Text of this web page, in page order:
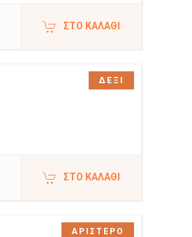
ΣΤΟ ΚΑΛΆΘΙ
ΣΤΟ ΚΑΛΆΘΙ
ΔΕΞΙ
ΑΡΙΣΤΕΡΟ